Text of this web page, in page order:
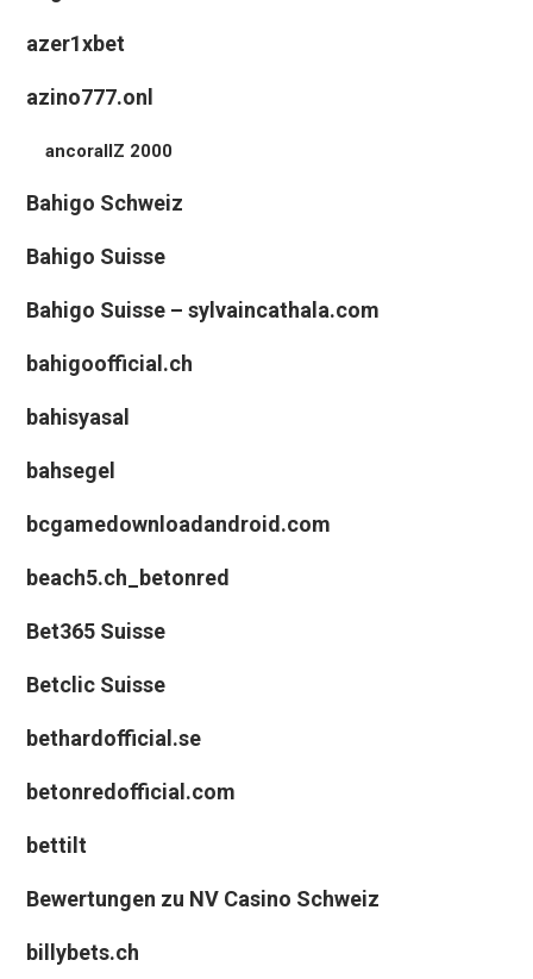
azer1xbet
azino777.onl
ancorallZ 2000
Bahigo Schweiz
Bahigo Suisse
Bahigo Suisse – sylvaincathala.com
bahigoofficial.ch
bahisyasal
bahsegel
bcgamedownloadandroid.com
beach5.ch_betonred
Bet365 Suisse
Betclic Suisse
bethardofficial.se
betonredofficial.com
bettilt
Bewertungen zu NV Casino Schweiz
billybets.ch